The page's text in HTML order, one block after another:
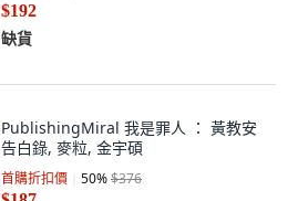
$192
缺貨
PublishingMiral 我是罪人 ： 黃教安
告白錄, 麥粒, 金宇碩
首購折扣價 50%$376